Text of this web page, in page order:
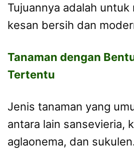
Tujuannya adalah untuk
kesan bersih dan
Tanaman dengan
Tertentu
Jenis tanaman yang
antara lain sansevieria,
aglaonema, dan